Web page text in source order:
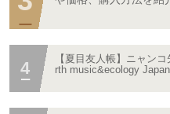
【夏目友人帳】ニャン
rth music&ecology